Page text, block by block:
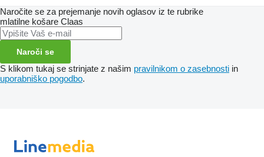
Naročite se za prejemanje novih oglasov iz te rubrike
mlatilne košare Claas
Naroči se
S klikom tukaj se strinjate z našim pravilnikom o zasebnosti in
uporabniško pogodbo.